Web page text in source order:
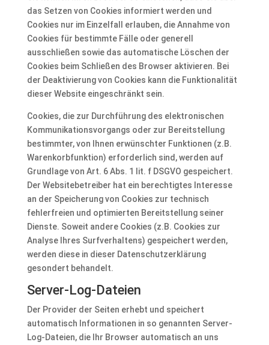
das Setzen von Cookies informiert werden und
Cookies nur im Einzelfall erlauben, die Annahme von
Cookies für bestimmte Fälle oder generell
ausschließen sowie das automatische Löschen der
Cookies beim Schließen des Browser aktivieren. Bei
der Deaktivierung von Cookies kann die Funktionalität
dieser Website eingeschränkt sein.
Cookies, die zur Durchführung des elektronischen
Kommunikationsvorgangs oder zur Bereitstellung
bestimmter, von Ihnen erwünschter Funktionen (z.B.
Warenkorbfunktion) erforderlich sind, werden auf
Grundlage von Art. 6 Abs. 1 lit. f DSGVO gespeichert.
Der Websitebetreiber hat ein berechtigtes Interesse
an der Speicherung von Cookies zur technisch
fehlerfreien und optimierten Bereitstellung seiner
Dienste. Soweit andere Cookies (z.B. Cookies zur
Analyse Ihres Surfverhaltens) gespeichert werden,
werden diese in dieser Datenschutzerklärung
gesondert behandelt.
Server-Log-Dateien
Der Provider der Seiten erhebt und speichert
automatisch Informationen in so genannten Server-
Log-Dateien, die Ihr Browser automatisch an uns